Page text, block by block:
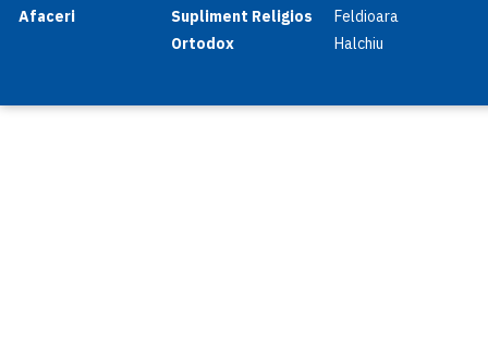
Afaceri
Supliment Religios
Ortodox
Feldioara
Halchiu